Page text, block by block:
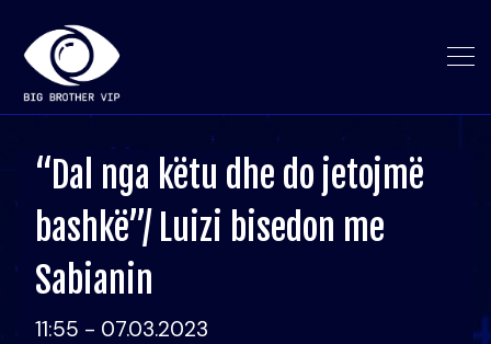
“Dal nga këtu dhe do jetojmë
bashkë”/ Luizi bisedon me
Sabianin
11:55 - 07.03.2023